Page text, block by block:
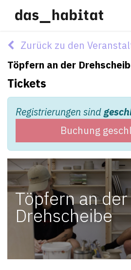
Zurück zu den
Töpfern an der
Tickets
Registrierungen sind
Buchung
Töpfern an der
Drehscheibe